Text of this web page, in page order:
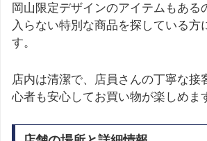
岡山限定デザインのアイテムもある
入らない特別な商品を探している方
す。
店内は清潔で、店員さんの丁寧な接
心者も安心してお買い物が楽しめま